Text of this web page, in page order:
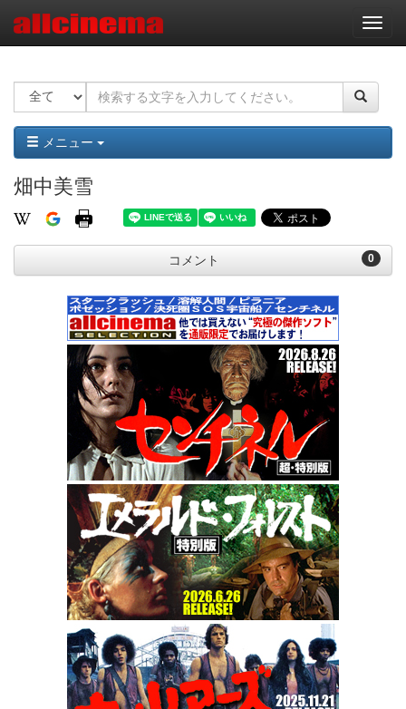
ナ
ビ
ー
ョ
ン
メニュー
畑中美雪
0
コメント